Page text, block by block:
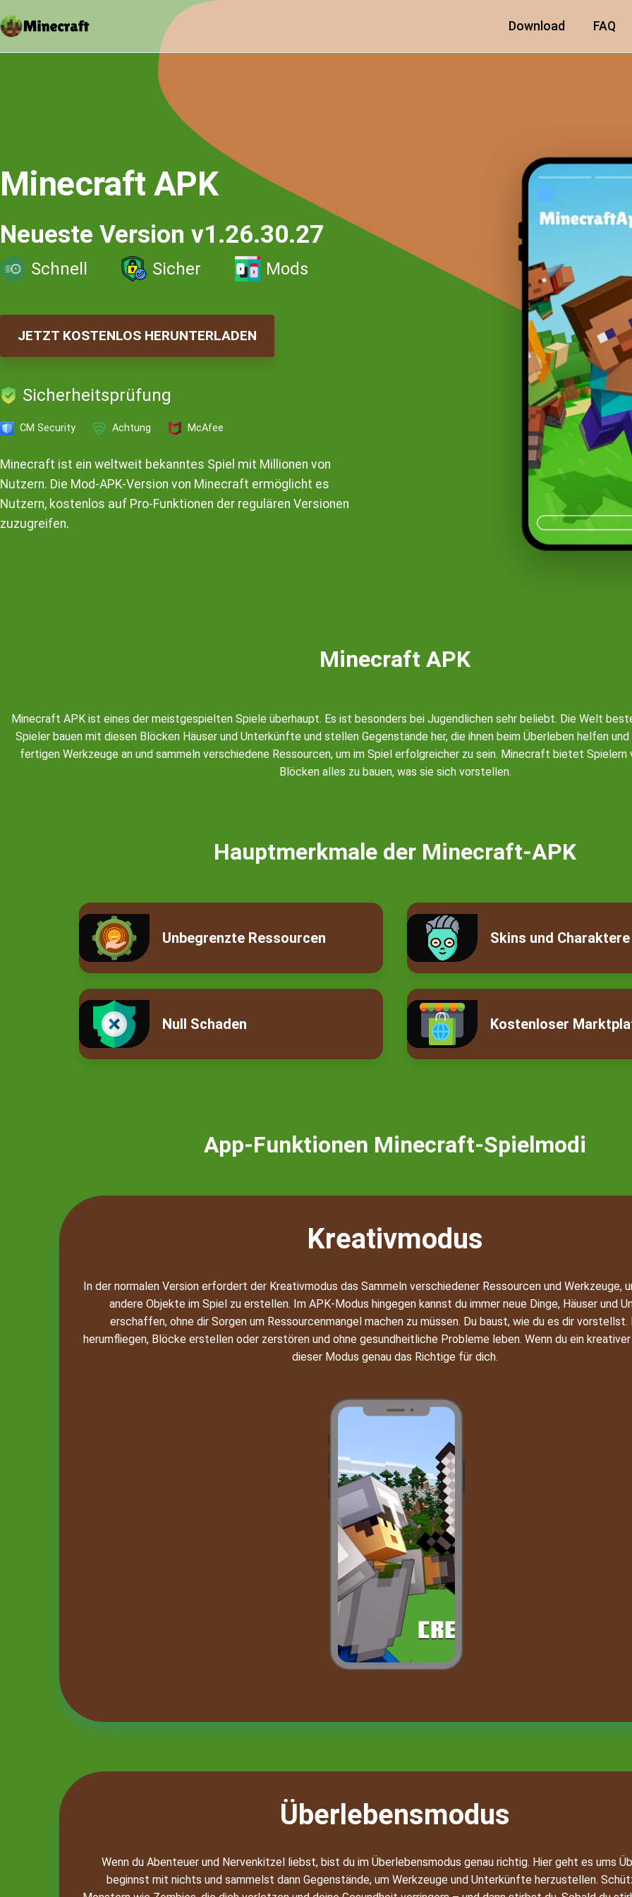
Download FAQ
Minecraft APK
Neueste Version v1.26.30.27
Schnell Sicher Mods
JETZT KOSTENLOS HERUNTERLADEN
Sicherheitsprüfung
CM Security Achtung McAfee
Minecraft ist ein weltweit bekanntes Spiel mit Millionen von
Nutzern. Die Mod-APK-Version von Minecraft ermöglicht es
Nutzern, kostenlos auf Pro-Funktionen der regulären Versionen
zuzugreifen.
Minecraft APK
Minecraft APK ist eines der meistgespielten Spiele überhaupt. Es ist besonders bei Jugendlichen sehr beliebt. Die Welt
Spieler bauen mit diesen Blöcken Häuser und Unterkünfte und stellen Gegenstände her, die ihnen beim Überleben helfen
fertigen Werkzeuge an und sammeln verschiedene Ressourcen, um im Spiel erfolgreicher zu sein. Minecraft bietet
Blöcken alles zu bauen, was sie sich vorstellen.
Hauptmerkmale der Minecraft-APK
Unbegrenzte Ressourcen Skins und Charaktere
Null Schaden Kostenloser
App-Funktionen Minecraft-Spielmodi
Kreativmodus
In der normalen Version erfordert der Kreativmodus das Sammeln verschiedener Ressourcen und Werkzeuge,
andere Objekte im Spiel zu erstellen. Im APK-Modus hingegen kannst du immer neue Dinge, Häuser und
erschaffen, ohne dir Sorgen um Ressourcenmangel machen zu müssen. Du baust, wie du es dir vorstellst.
herumfliegen, Blöcke erstellen oder zerstören und ohne gesundheitliche Probleme leben. Wenn du ein
dieser Modus genau das Richtige für dich.
Überlebensmodus
Wenn du Abenteuer und Nervenkitzel liebst, bist du im Überlebensmodus genau richtig. Hier geht es ums
beginnst mit nichts und sammelst dann Gegenstände, um Werkzeuge und Unterkünfte herzustellen.